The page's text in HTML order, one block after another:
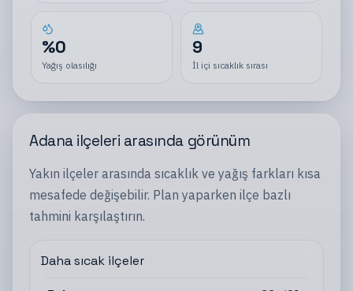
%0
Yağış olasılığı
9
İl içi sıcaklık sırası
Adana ilçeleri arasında görünüm
Yakın ilçeler arasında sıcaklık ve yağış farkları kısa
mesafede değişebilir. Plan yaparken ilçe bazlı
tahmini karşılaştırın.
Daha sıcak ilçeler